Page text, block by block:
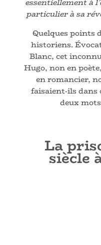
essentiellement à
particulier à sa
Quelques points
historiens.
Blanc, cet
Hugo, non en
en romancier,
faisaient-ils dans
deux
La
siècle